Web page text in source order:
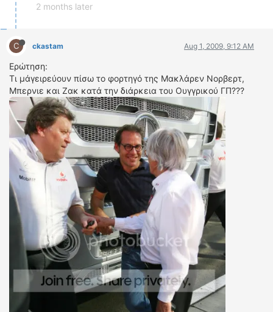
2 months later
C ckastam Aug 1, 2009, 9:12 AM
Ερώτηση:
Τι μάγειρεύουν πίσω το φορτηγό της Μακλάρεν Νορβερτ,
Μπερνιε και Ζακ κατά την διάρκεια του Ουγγρικού ΓΠ???